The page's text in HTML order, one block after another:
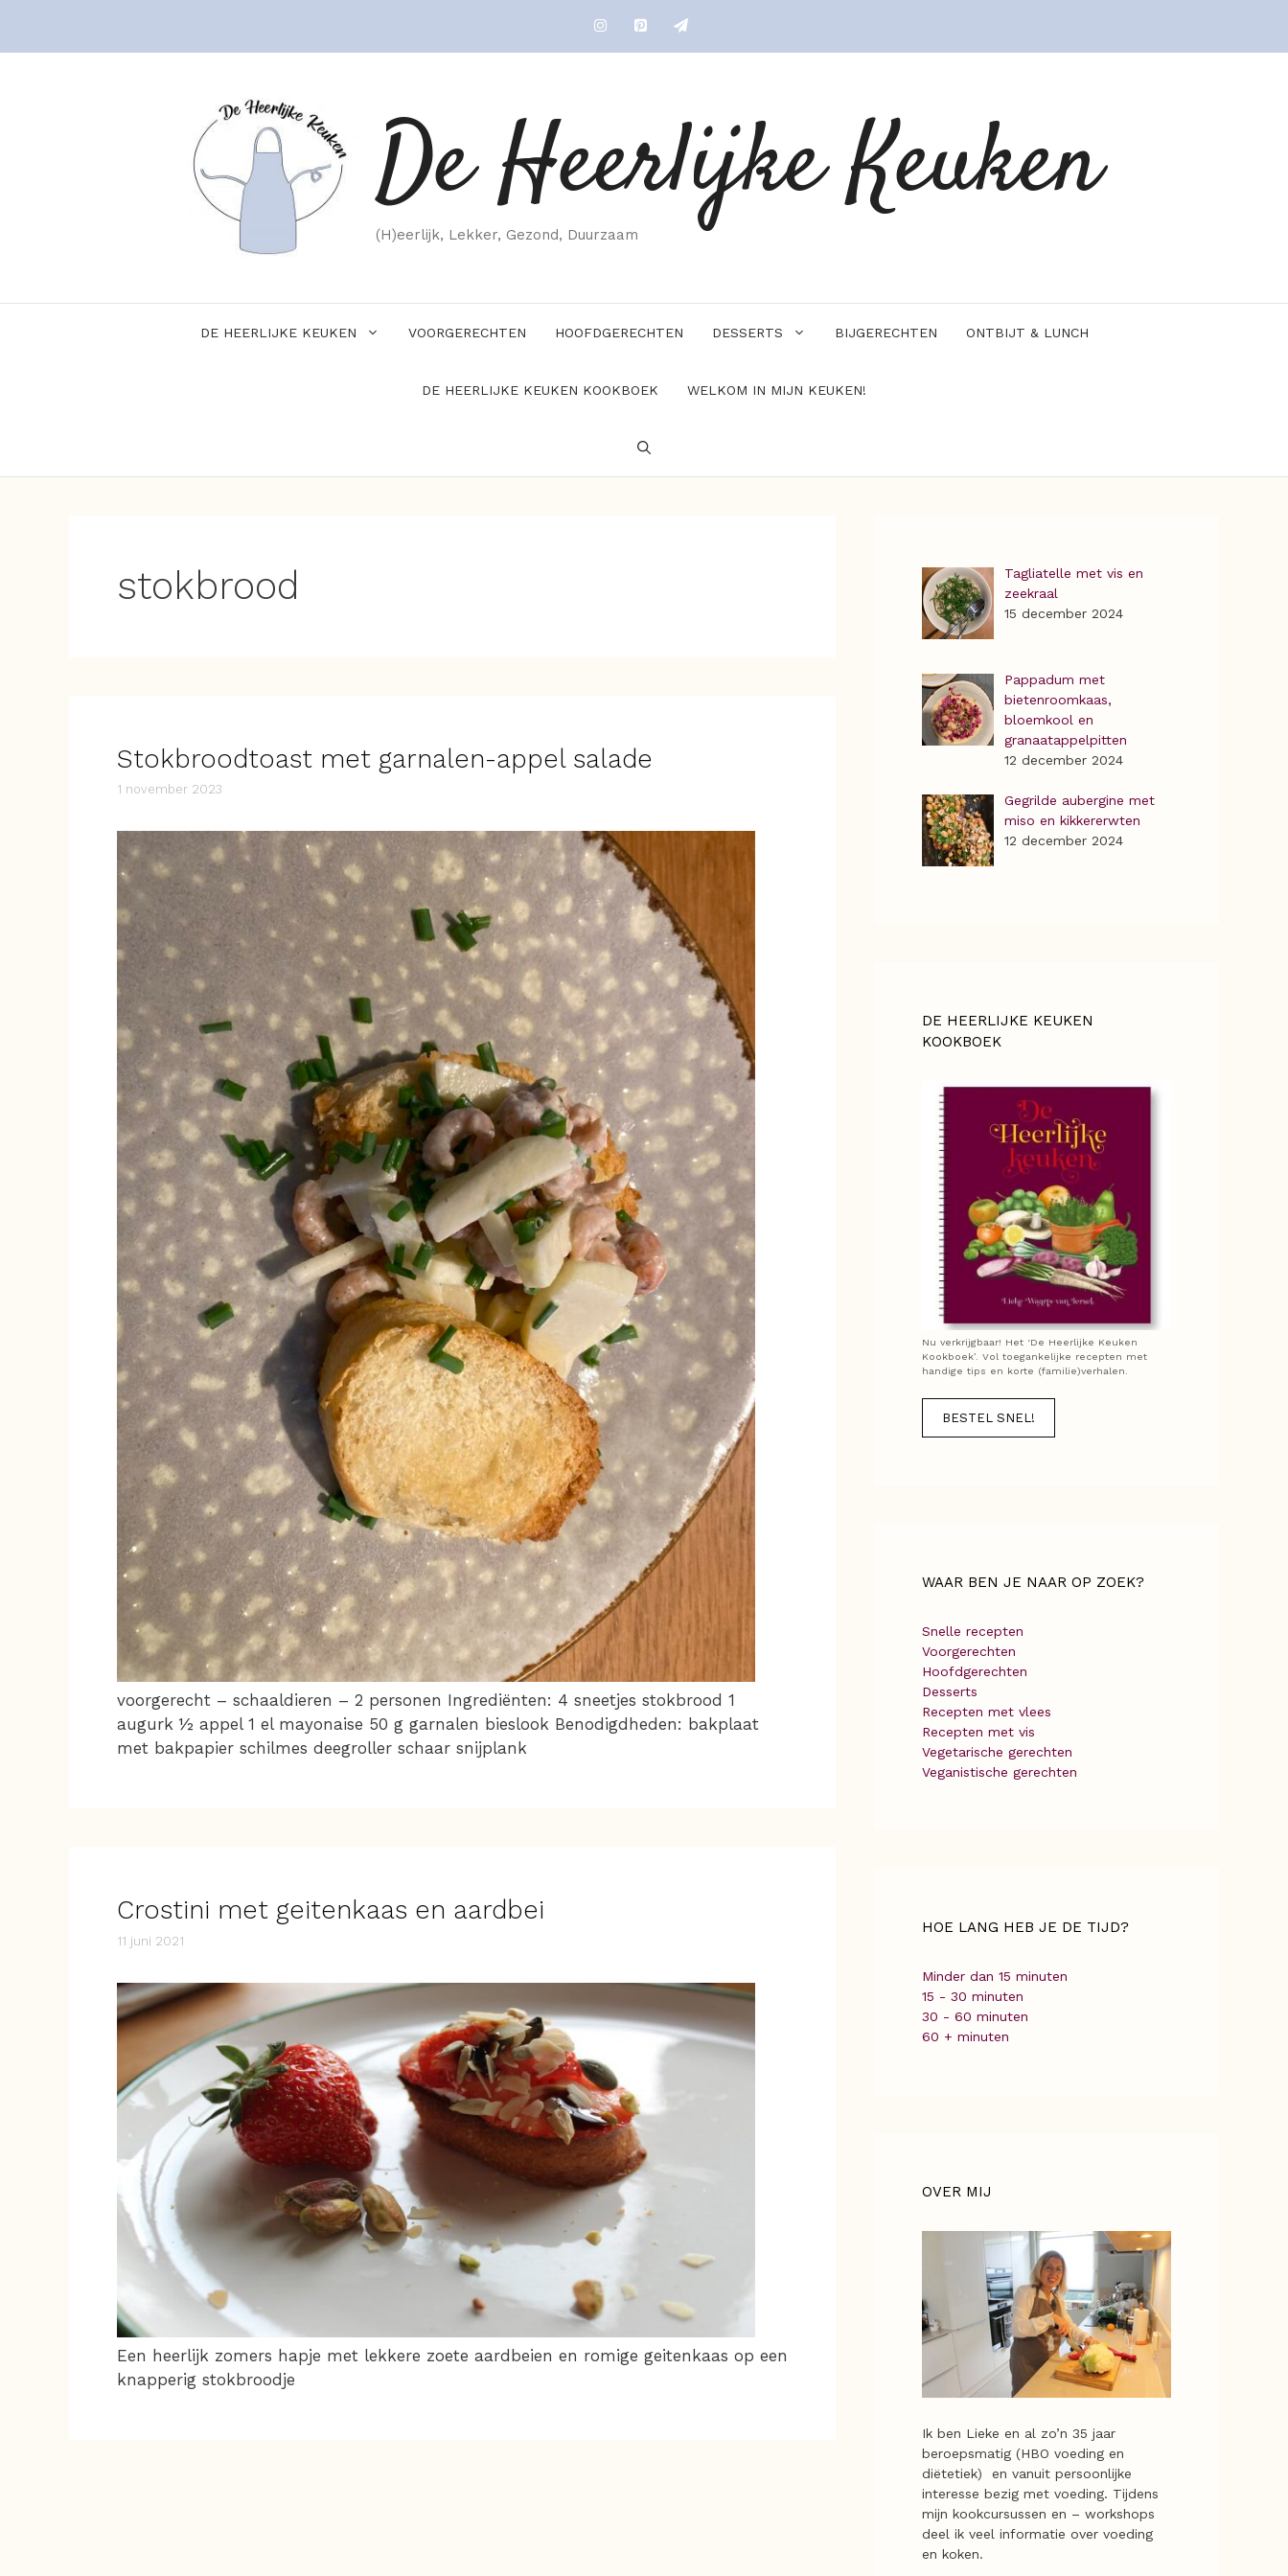
de
De Heerlijke Keuken
(H)eerlijk, Lekker, Gezond, Duurzaam
DE HEERLIJKE KEUKEN VOORGERECHTEN HOOFDGERECHTEN DESSERTS BIJGERECHTEN ONTBIJT & LUNCH
DE HEERLIJKE KEUKEN KOOKBOEK WELKOM IN MIJN KEUKEN!
stokbrood
Stokbroodtoast met garnalen-appel salade
1 november 2023
voorgerecht – schaaldieren – 2 personen Ingrediënten: 4 sneetjes stokbrood 1
augurk ½ appel 1 el mayonaise 50 g garnalen bieslook Benodigdheden: bakplaat
met bakpapier schilmes deegroller schaar snijplank
Crostini met geitenkaas en aardbei
11 juni 2021
Een heerlijk zomers hapje met lekkere zoete aardbeien en romige geitenkaas op een
knapperig stokbroodje
Tagliatelle met vis en
zeekraal
15 december 2024
Pappadum met
bietenroomkaas,
bloemkool en
granaatappelpitten
12 december 2024
Gegrilde aubergine met
miso en kikkererwten
12 december 2024
DE HEERLIJKE KEUKEN
KOOKBOEK
Nu verkrijgbaar! Het ‘De Heerlijke Keuken
Kookboek’. Vol toegankelijke recepten met
handige tips en korte (familie)verhalen.
BESTEL SNEL!
WAAR BEN JE NAAR OP ZOEK?
Snelle recepten
Voorgerechten
Hoofdgerechten
Desserts
Recepten met vlees
Recepten met vis
Vegetarische gerechten
Veganistische gerechten
HOE LANG HEB JE DE TIJD?
Minder dan 15 minuten
15 - 30 minuten
30 - 60 minuten
60 + minuten
OVER MIJ
Ik ben Lieke en al zo’n 35 jaar
beroepsmatig (HBO voeding en
diëtetiek) en vanuit persoonlijke
interesse bezig met voeding. Tijdens
mijn kookcursussen en – workshops
deel ik veel informatie over voeding
en koken.